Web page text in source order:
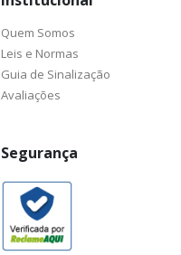
Quem Somos
Leis e Normas
Guia de Sinalização
Avaliações
Segurança